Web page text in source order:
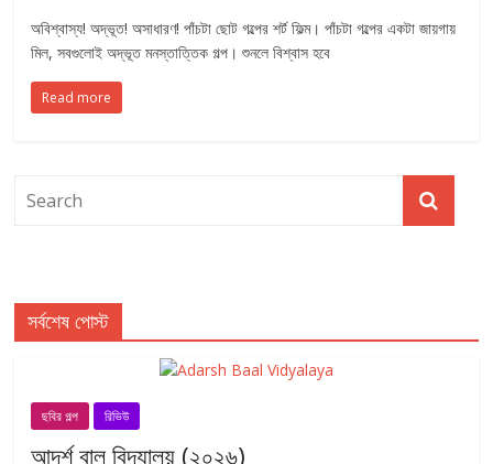
অবিশ্বাস্য! অদ্ভূত! অসাধারণ! পাঁচটা ছোট গল্পের শর্ট ফিল্ম। পাঁচটা গল্পের একটা জায়গায়
মিল, সবগুলোই অদ্ভূত মনস্তাত্তিক গল্প। শুনলে বিশ্বাস হবে
Read more
সর্বশেষ পোস্ট
ছবির গল্প রিভিউ
আদর্শ বাল বিদ্যালয় (২০২৬)